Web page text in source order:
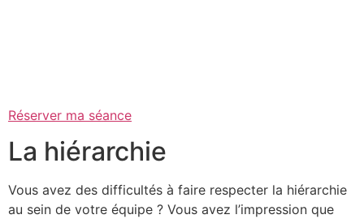
Réserver ma séance
La hiérarchie
Vous avez des difficultés à faire respecter la hiérarchie
au sein de votre équipe ? Vous avez l’impression que